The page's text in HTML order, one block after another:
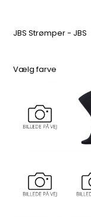
JBS Strømper - JBS
Vælg farve